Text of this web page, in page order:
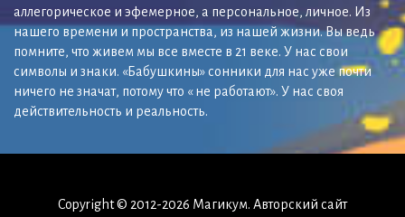
аллегорическое и эфемерное, а персональное, личное. Из
нашего времени и пространства, из нашей жизни. Вы ведь
помните, что живем мы все вместе в 21 веке. У нас свои
символы и знаки. «Бабушкины» сонники для нас уже почти
ничего не значат, потому что « не работают». У нас своя
действительность и реальность.
Copyright © 2012-2026 Магикум. Авторский сайт